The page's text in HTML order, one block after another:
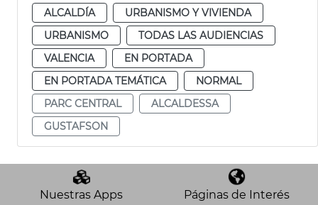
ALCALDÍA
URBANISMO Y VIVIENDA
URBANISMO
TODAS LAS AUDIENCIAS
VALENCIA
EN PORTADA
EN PORTADA TEMÁTICA
NORMAL
PARC CENTRAL
ALCALDESSA
GUSTAFSON
Nuestras Apps Páginas de Interés